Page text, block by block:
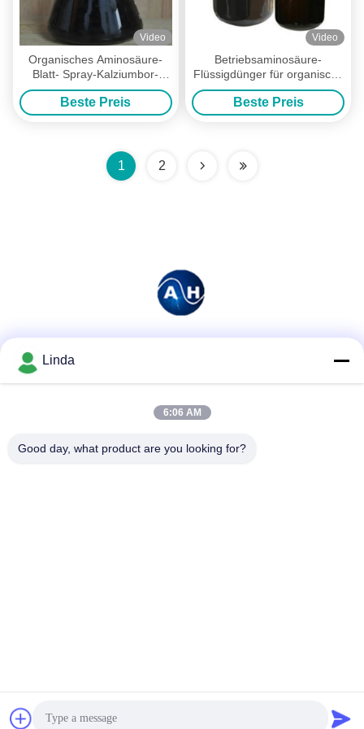
Video
Organisches Aminosäure-
Blatt- Spray-Kalziumbor-
Chelate-Blattgemüse
Beste Preis
Video
Betriebsaminosäure-
Flüssigdünger für organische
30% Reinheit des Gemüse-
Beste Preis
1 2
Technology Co., Ltd. - Alle. Alle Rechte vorbehalten.
Linda
6:06 AM
Good day, what product are you looking for?